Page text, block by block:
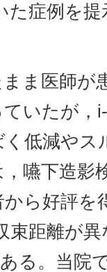
た症例を
ま医師が
いたが，
低減やス
嚥下造影
ら好評を
束距離が
ある。当院